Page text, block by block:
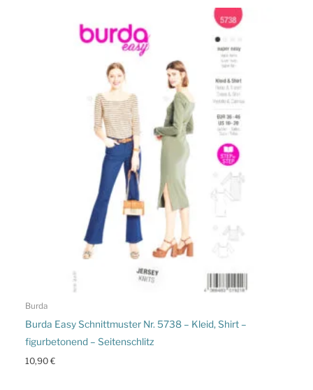
Burda
Burda Easy Schnittmuster Nr. 5738 – Kleid, Shirt –
figurbetonend – Seitenschlitz
10,90€